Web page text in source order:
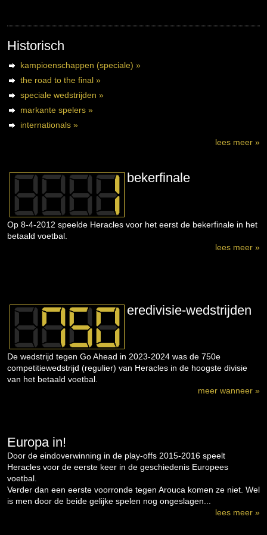
Historisch
kampioenschappen (speciale) »
the road to the final »
speciale wedstrijden »
markante spelers »
internationals »
lees meer »
bekerfinale
Op 8-4-2012 speelde Heracles voor het eerst de bekerfinale in het
betaald voetbal.
lees meer »
eredivisie-wedstrijden
De wedstrijd tegen Go Ahead in 2023-2024 was de 750e
competitiewedstrijd (regulier) van Heracles in de hoogste divisie
van het betaald voetbal.
meer wanneer »
Europa in!
Door de eindoverwinning in de play-offs 2015-2016 speelt
Heracles voor de eerste keer in de geschiedenis Europees
voetbal.
Verder dan een eerste voorronde tegen Arouca komen ze niet. Wel
is men door de beide gelijke spelen nog ongeslagen...
lees meer »